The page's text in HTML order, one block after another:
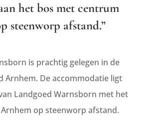
het bos met centrum
steenworp afstand.”
is prachtig gelegen in de
Arnhem. De accommodatie ligt
Landgoed Warnsborn met het
op steenworp afstand.